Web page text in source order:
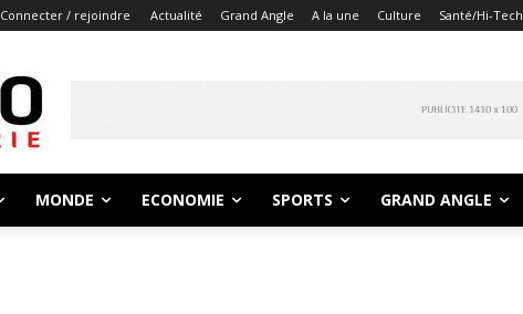
Connecter / rejoindre Actualité Grand Angle A la une Culture Santé/Hi-Tech
MONDE ECONOMIE SPORTS GRAND ANGLE